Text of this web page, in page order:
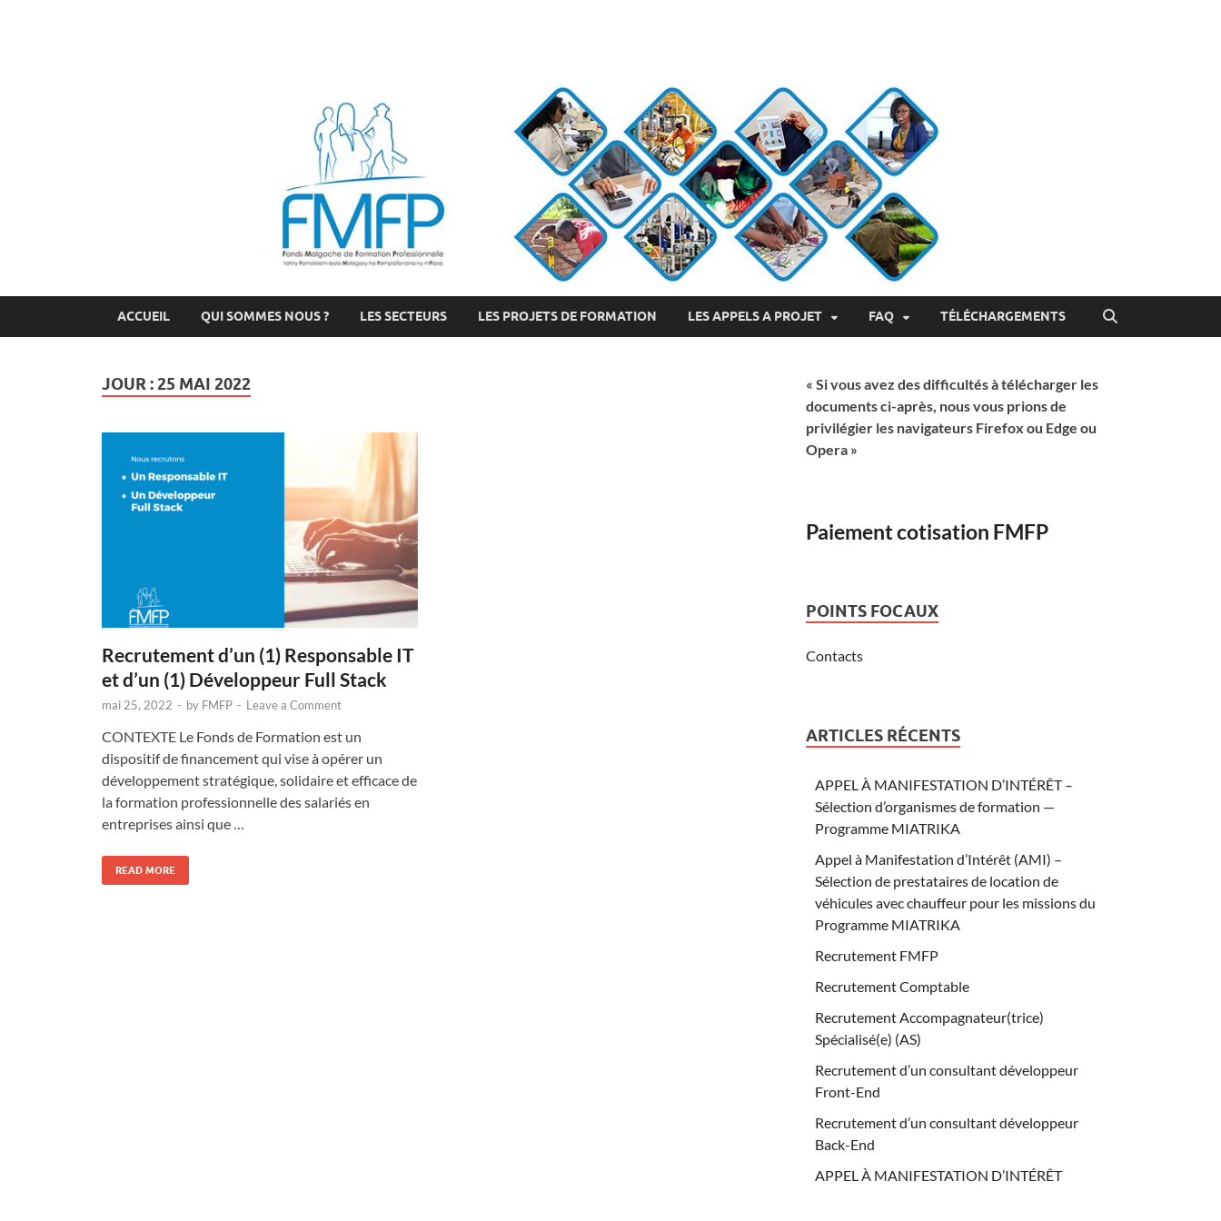
ACCUEIL QUI SOMMES NOUS ? LES SECTEURS LES PROJETS DE FORMATION LES APPELS A PROJET FAQ TÉLÉCHARGEMENTS
JOUR :25 MAI 2022
Recrutement d’un (1) Responsable IT
et d’un (1) Développeur Full Stack
mai 25, 2022 - by FMFP - Leave a Comment
CONTEXTE Le Fonds de Formation est un
dispositif de financement qui vise à opérer un
développement stratégique, solidaire et efficace de
la formation professionnelle des salariés en
entreprises ainsi que …
READ MORE
« Si vous avez des difficultés à télécharger les
documents ci-après, nous vous prions de
privilégier les navigateurs Firefox ou Edge ou
Opera »
Paiement cotisation FMFP
POINTS FOCAUX
Contacts
ARTICLES RÉCENTS
APPEL À MANIFESTATION D’INTÉRÊT –
Sélection d’organismes de formation —
Programme MIATRIKA
Appel à Manifestation d’Intérêt (AMI) –
Sélection de prestataires de location de
véhicules avec chauffeur pour les missions du
Programme MIATRIKA
Recrutement FMFP
Recrutement Comptable
Recrutement Accompagnateur(trice)
Spécialisé(e) (AS)
Recrutement d’un consultant développeur
Front-End
Recrutement d’un consultant développeur
Back-End
APPEL À MANIFESTATION D’INTÉRÊT